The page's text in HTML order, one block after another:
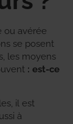
ou avérée
se posent
les moyens
: est-ce
il est
à